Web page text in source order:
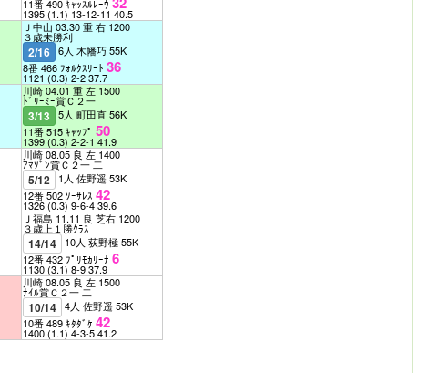
11番 490 ｷｬｯｽﾙﾚｰｳ
1395(1.1) 13-12-11 40.5
Ｊ中山 03.30 重 右 1200
３歳未勝利
2/16 6人 木幡巧 55K
8番 466 ﾌｫﾙｸｽﾘｰﾄ36
1121(0.3) 2-237.7
川崎 04.01 重 左 1500
ﾄﾞﾘｰﾐｰ賞Ｃ２一
3/13
5人 町田直 56K
11番 515 ｷｬｯﾌﾟ50
1399(0.3)2-2-1 41.9
川崎 08.05 良 左 1400
ｱﾏｿﾞﾝ賞Ｃ２一 二
5/12
1人 佐野遥 53K
12番 502 ｿｰｻﾚｽ42
1326(0.3) 9-6-439.6
Ｊ福島 11.11 良 芝右 1200
３歳上１勝ｸﾗｽ
14/14
10人 荻野極 55K
12番 432 ﾌﾟﾘﾓｶﾘｰﾅ6
1130(3.1) 8-937.9
川崎 08.05 良 左 1500
ﾅｲﾙ賞Ｃ２一 二
10/14 4人 佐野遥 53K
10番 489 ｷﾀﾀﾞｹ42
1400(1.1)4-3-541.2